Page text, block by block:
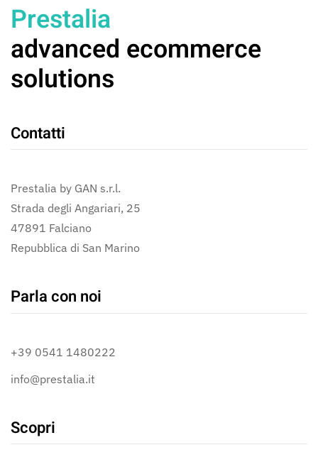
Prestalia
advanced ecommerce
solutions
Contatti
Prestalia by GAN s.r.l.
Strada degli Angariari, 25
47891 Falciano
Repubblica di San Marino
Parla con noi
+39 0541 1480222
info@prestalia.it
Scopri